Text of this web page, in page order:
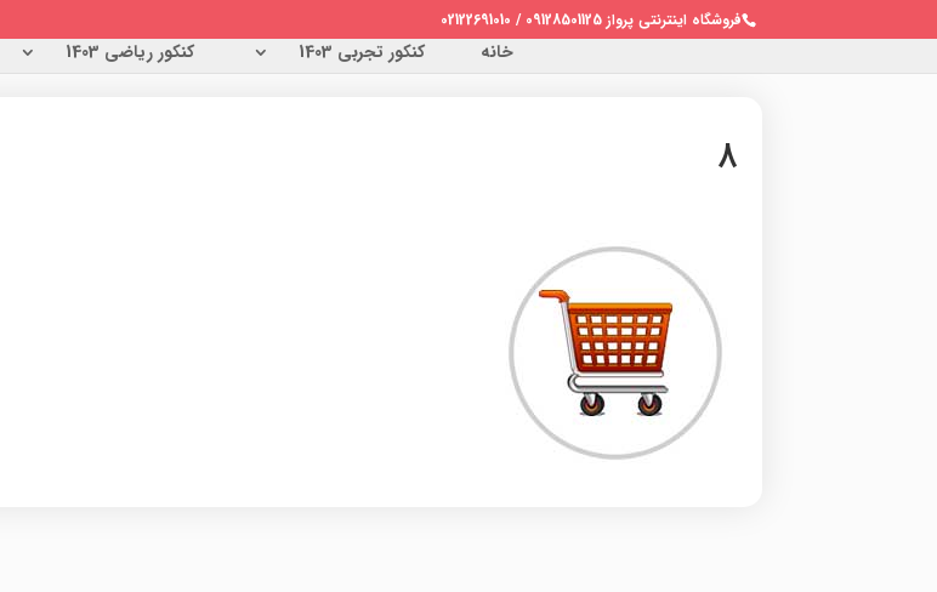
فروشگاه اینترنتی پرواز 09128501125 / 02122691010
خانه کنکور تجربی 1403 کنکور ریاضی 1403
۸